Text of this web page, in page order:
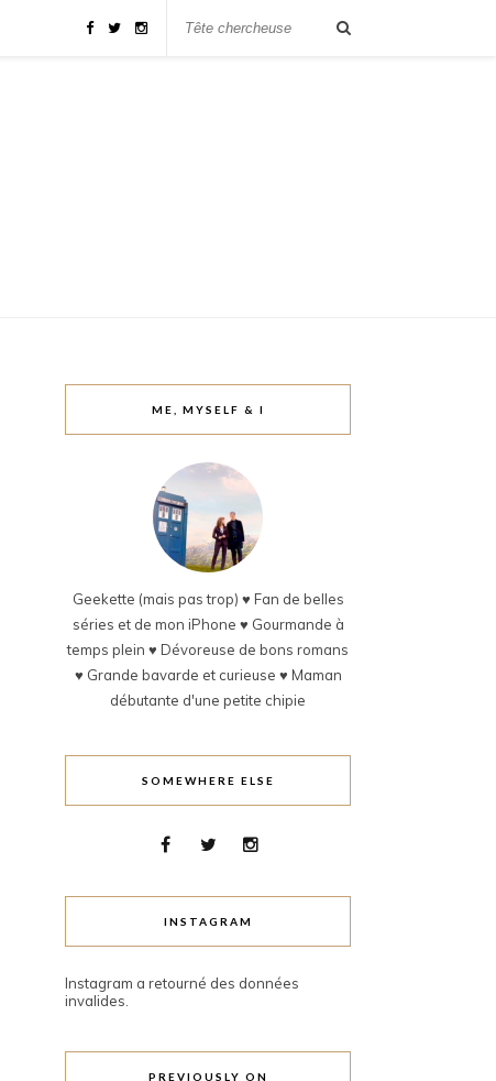
ME, MYSELF & I
Geekette (mais pas trop) ♥ Fan de belles
séries et de mon iPhone ♥ Gourmande à
temps plein ♥ Dévoreuse de bons romans
♥ Grande bavarde et curieuse ♥ Maman
débutante d'une petite chipie
SOMEWHERE ELSE
INSTAGRAM
Instagram a retourné des données
invalides.
PREVIOUSLY ON